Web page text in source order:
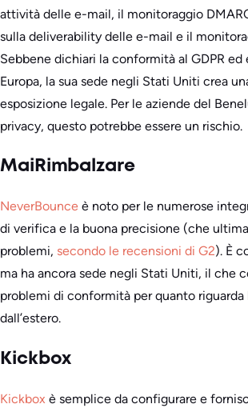
attività delle e-mail, il monitoraggio
sulla deliverability delle e-mail e il
Sebbene dichiari la conformità al GDPR ed
Europa, la sua sede negli Stati Uniti crea
esposizione legale. Per le aziende del
privacy, questo potrebbe essere un rischio.
MaiRimbalzare
NeverBounce è noto per le numerose
di verifica e la buona precisione (che
problemi, secondo le recensioni di G2). È
ma ha ancora sede negli Stati Uniti, il che
problemi di conformità per quanto riguarda
dall’estero.
Kickbox
Kickbox è semplice da configurare e